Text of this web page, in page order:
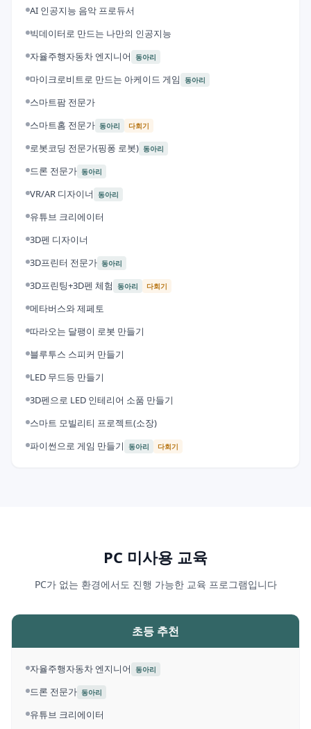
AI 인공지능 음악 프로듀서
빅데이터로 만드는 나만의 인공지능
자율주행자동차 엔지니어 동아리
마이크로비트로 만드는 아케이드 게임 동아리
스마트팜 전문가
스마트홈 전문가 동아리 다회기
로봇코딩 전문가(핑퐁 로봇) 동아리
드론 전문가 동아리
VR/AR 디자이너 동아리
유튜브 크리에이터
3D펜 디자이너
3D프린터 전문가 동아리
3D프린팅+3D펜 체험 동아리 다회기
메타버스와 제페토
따라오는 달팽이 로봇 만들기
블루투스 스피커 만들기
LED 무드등 만들기
3D펜으로 LED 인테리어 소품 만들기
스마트 모빌리티 프로젝트(소장)
파이썬으로 게임 만들기 동아리 다회기
PC 미사용 교육
PC가 없는 환경에서도 진행 가능한 교육 프로그램입니다
초등 추천
자율주행자동차 엔지니어 동아리
드론 전문가 동아리
유튜브 크리에이터